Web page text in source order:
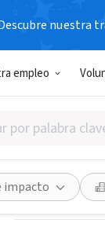
nuestra
empleo
impacto
Beachwood, OH|
Guardar